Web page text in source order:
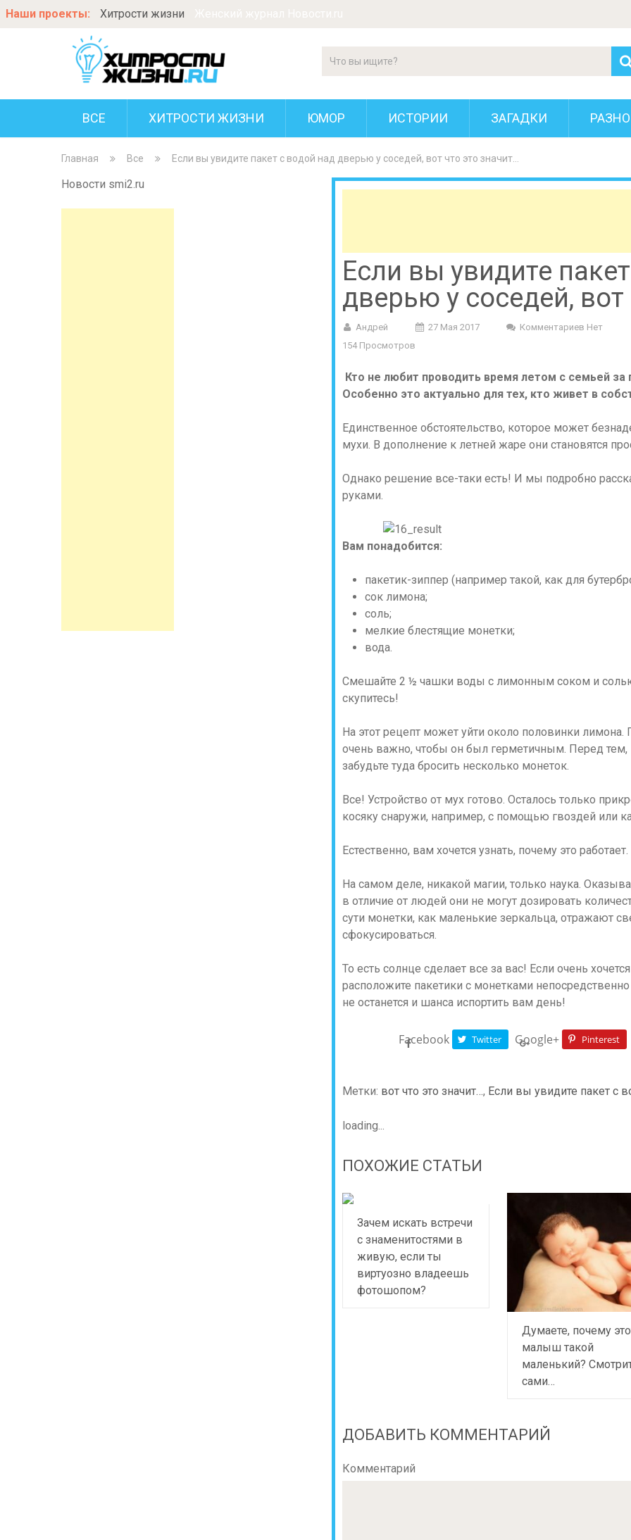
Наши проекты: Хитрости жизни
ВСЕ ХИТРОСТИ ЖИЗНИ ЮМОР ИСТОРИИ ЗАГАДКИ
Главная Все Если вы увидите пакет с водой над дверью у соседей, вот что это значит…
Новости smi2.ru
Если вы увидите
дверью у соседей, вот
Андрей 27 Мая 2017
Комментариев Нет
154 Просмотров
Кто не любит проводить время летом с семьей
Особенно это актуально для тех, кто живет в
Единственное обстоятельство, которое может
мухи. В дополнение к летней жаре они становятся
Однако решение все-таки есть! И мы подробно
руками.
Вам понадобится:
пакетик-зиппер (например такой, как для
сок лимона;
соль;
мелкие блестящие монетки;
вода.
Смешайте 2 ½ чашки воды с лимонным соком и
скупитесь!
На этот рецепт может уйти около половинки лимона.
очень важно, чтобы он был герметичным. Перед тем,
забудьте туда бросить несколько монеток.
Все! Устройство от мух готово. Осталось только
косяку снаружи, например, с помощью гвоздей или
Естественно, вам хочется узнать, почему это работает.
На самом деле, никакой магии, только наука.
в отличие от людей они не могут дозировать
сути монетки, как маленькие зеркальца, отражают
сфокусироваться.
То есть солнце сделает все за вас! Если очень
расположите пакетики с монетками
не останется и шанса испортить вам день!
Facebook Twitter Google+ Pinterest
Метки: вот что это значит…, Если вы увидите пакет с
loading...
ПОХОЖИЕ СТАТЬИ
Зачем искать встречи
с знаменитостями в
живую, если ты
виртуозно владеешь
фотошопом?
Думаете, почему
малыш такой
маленький?
сами…
ДОБАВИТЬ КОММЕНТАРИЙ
Комментарий